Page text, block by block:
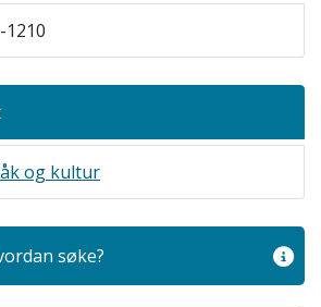
1210
og kultur
søke?